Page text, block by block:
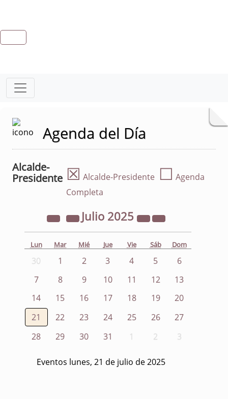
Agenda del Día
Alcalde-
Presidente ☒ Alcalde-Presidente ☐ Agenda
Completa
Julio 2025
Lun Mar Mié Jue Vie Sáb Dom
30 1 2 3 4 5
6
7
8 9 10 11 12
13
14
15 16 17 18 19
20
21
22 23 24 25 26
27
28
29 30 31 1 2 3
Eventos lunes, 21 de julio de 2025